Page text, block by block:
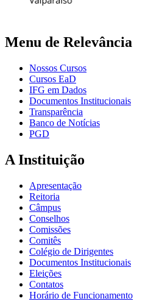
Menu de Relevância
Nossos Cursos
Cursos EaD
IFG em Dados
Documentos Institucionais
Transparência
Banco de Notícias
PGD
A Instituição
Apresentação
Reitoria
Câmpus
Conselhos
Comissões
Comitês
Colégio de Dirigentes
Documentos Institucionais
Eleições
Contatos
Horário de Funcionamento